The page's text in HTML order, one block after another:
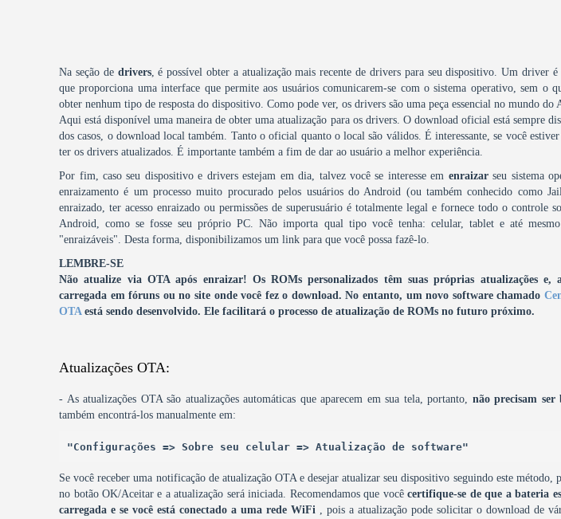
Na seção de drivers, é possível obter a atualização mais recente de drivers para seu dispositivo. Um driver
que proporciona uma interface que permite aos usuários comunicarem-se com o sistema operativo, sem o
obter nenhum tipo de resposta do dispositivo. Como pode ver, os drivers são uma peça essencial no mundo do
Aqui está disponível uma maneira de obter uma atualização para os drivers. O download oficial está sempre
dos casos, o download local também. Tanto o oficial quanto o local são válidos. É interessante, se você
ter os drivers atualizados. É importante também a fim de dar ao usuário a melhor experiência.
Por fim, caso seu dispositivo e drivers estejam em dia, talvez você se interesse em enraizarseu sistema
enraizamento é um processo muito procurado pelos usuários do Android (ou também conhecido como
enraizado, ter acesso enraizado ou permissões de superusuário é totalmente legal e fornece todo o controle
Android, como se fosse seu próprio PC. Não importa qual tipo você tenha: celular, tablet e até
"enraizáveis". Desta forma, disponibilizamos um link para que você possa fazê-lo.
LEMBRE-SE
Não atualize via OTA após enraizar! Os ROMs personalizados têm suas próprias atualizações e,
carregada em fóruns ou no site onde você fez o download.No entanto, um novo software chamado
OTAestá sendo desenvolvido. Ele facilitará o processo de atualização de ROMs no futuro próximo.
Atualizações OTA:
- As atualizações OTA são atualizações automáticas que aparecem em sua tela, portanto, não precisam ser
também encontrá-los manualmente em:
"Configurações => Sobre seu celular => Atualização de software"
Se você receber uma notificação de atualização OTA e desejar atualizar seu dispositivo seguindo este método,
no botão OK/Aceitar e a atualização será iniciada. Recomendamos que vocêcertifique-se de que a bateria
carregada e se você está conectado a uma rede WiFi , pois a atualização pode solicitar o download de